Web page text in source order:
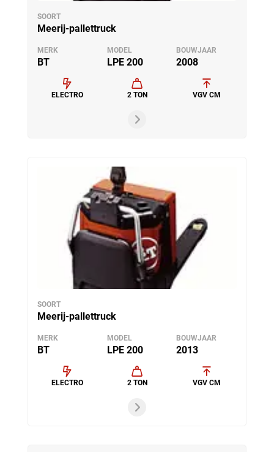
SOORT
Meerij-pallettruck
MERK
BT
MODEL
LPE 200
BOUWJAAR
2008
ELECTRO 2 TON VGV CM
SOORT
Meerij-pallettruck
MERK
BT
MODEL
LPE 200
BOUWJAAR
2013
ELECTRO 2 TON VGV CM